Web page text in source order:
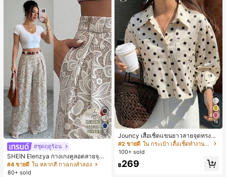
5
#ชุดฤดูร้อน
SHEIN Elenzya กางเกงคูลอตลายจุดเ
อวสูงแบบใหม่สำหรับฤดูใบไม้ผลิ/ฤดูร้อ
น, สไตล์หรูหราเหมาะสำหรับใส่ในชีวิต
#4 ขายดี ใน หลากสี กางเกงลำลอง
80+ sold
16
Jouncy เสื้อเชิ้ตแขนยาวลายจุดทรงหล
วมสำหรับผู้หญิง
#2 ขายดี
ใน กระเป๋า เสื้อเชิ้ตทำงานมีกระเป๋า
100+ sold
฿269